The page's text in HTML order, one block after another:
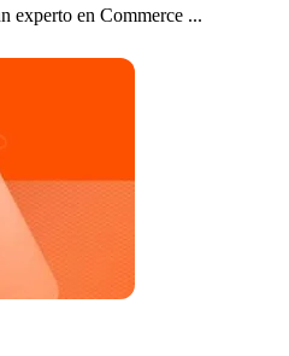
experto en Commerce ...